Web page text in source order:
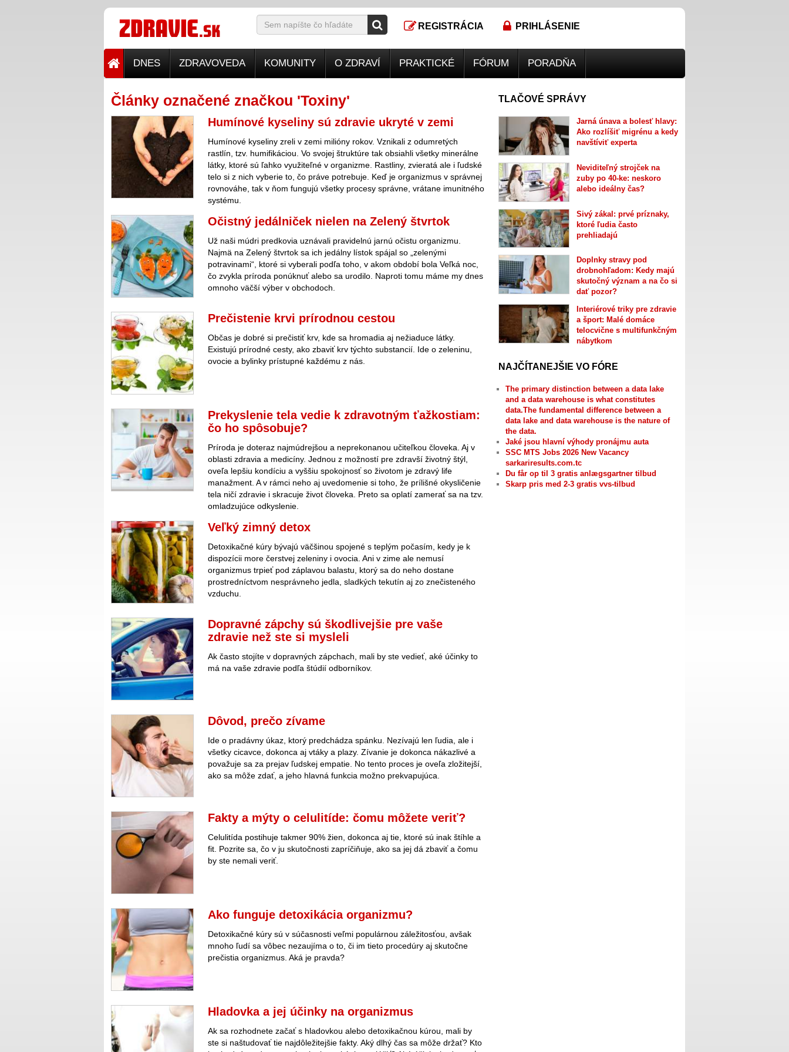
REGISTRÁCIA PRIHLÁSENIE
DNES ZDRAVOVEDA KOMUNITY O ZDRAVÍ PRAKTICKÉ FÓRUM PORADŇA
Články označené značkou 'Toxiny'
Humínové kyseliny sú zdravie ukryté v zemi
Humínové kyseliny zreli v zemi milióny rokov. Vznikali z odumretých
rastlín, tzv. humifikáciou. Vo svojej štruktúre tak obsiahli všetky minerálne
látky, ktoré sú ľahko využiteľné v organizme. Rastliny, zvieratá ale i ľudské
telo si z nich vyberie to, čo práve potrebuje. Keď je organizmus v správnej
rovnováhe, tak v ňom fungujú všetky procesy správne, vrátane imunitného
systému.
Očistný jedálniček nielen na Zelený štvrtok
Už naši múdri predkovia uznávali pravidelnú jarnú očistu organizmu.
Najmä na Zelený štvrtok sa ich jedálny lístok spájal so „zelenými
potravinami“, ktoré si vyberali podľa toho, v akom období bola Veľká noc,
čo zvykla príroda ponúknuť alebo sa urodilo. Naproti tomu máme my dnes
omnoho väčší výber v obchodoch.
Prečistenie krvi prírodnou cestou
Občas je dobré si prečistiť krv, kde sa hromadia aj nežiaduce látky.
Existujú prírodné cesty, ako zbaviť krv týchto substancií. Ide o zeleninu,
ovocie a bylinky prístupné každému z nás.
Prekyslenie tela vedie k zdravotným ťažkostiam:
čo ho spôsobuje?
Príroda je doteraz najmúdrejšou a neprekonanou učiteľkou človeka. Aj v
oblasti zdravia a medicíny. Jednou z možností pre zdravší životný štýl,
oveľa lepšiu kondíciu a vyššiu spokojnosť so životom je zdravý life
manažment. A v rámci neho aj uvedomenie si toho, že prílišné okysličenie
tela ničí zdravie i skracuje život človeka. Preto sa oplatí zamerať sa na tzv.
omladzujúce odkyslenie.
Veľký zimný detox
Detoxikačné kúry bývajú väčšinou spojené s teplým počasím, kedy je k
dispozícii more čerstvej zeleniny i ovocia. Ani v zime ale nemusí
organizmus trpieť pod záplavou balastu, ktorý sa do neho dostane
prostredníctvom nesprávneho jedla, sladkých tekutín aj zo znečisteného
vzduchu.
Dopravné zápchy sú škodlivejšie pre vaše
zdravie než ste si mysleli
Ak často stojíte v dopravných zápchach, mali by ste vedieť, aké účinky to
má na vaše zdravie podľa štúdií odborníkov.
Dôvod, prečo zívame
Ide o pradávny úkaz, ktorý predchádza spánku. Nezívajú len ľudia, ale i
všetky cicavce, dokonca aj vtáky a plazy. Zívanie je dokonca nákazlivé a
považuje sa za prejav ľudskej empatie. No tento proces je oveľa zložitejší,
ako sa môže zdať, a jeho hlavná funkcia možno prekvapujúca.
Fakty a mýty o celulitíde: čomu môžete veriť?
Celulitída postihuje takmer 90% žien, dokonca aj tie, ktoré sú inak štíhle a
fit. Pozrite sa, čo v ju skutočnosti zapríčiňuje, ako sa jej dá zbaviť a čomu
by ste nemali veriť.
Ako funguje detoxikácia organizmu?
Detoxikačné kúry sú v súčasnosti veľmi populárnou záležitosťou, avšak
mnoho ľudí sa vôbec nezaujíma o to, či im tieto procedúry aj skutočne
prečistia organizmus. Aká je pravda?
Hladovka a jej účinky na organizmus
Ak sa rozhodnete začať s hladovkou alebo detoxikačnou kúrou, mali by
ste si naštudovať tie najdôležitejšie fakty. Aký dlhý čas sa môže držať? Kto
TLAČOVÉ SPRÁVY
Jarná únava a bolesť hlavy:
Ako rozlíšiť migrénu a kedy
navštíviť experta
Neviditeľný strojček na
zuby po 40-ke: neskoro
alebo ideálny čas?
Sivý zákal: prvé príznaky,
ktoré ľudia často
prehliadajú
Doplnky stravy pod
drobnohľadom: Kedy majú
skutočný význam a na čo si
dať pozor?
Interiérové triky pre zdravie
a šport: Malé domáce
telocvične s multifunkčným
nábytkom
NAJČÍTANEJŠIE VO FÓRE
The primary distinction between a data lake
and a data warehouse is what constitutes
data.The fundamental difference between a
data lake and data warehouse is the nature of
the data.
Jaké jsou hlavní výhody pronájmu auta
SSC MTS Jobs 2026 New Vacancy
sarkariresults.com.tc
Du får op til 3 gratis anlægsgartner tilbud
Skarp pris med 2-3 gratis vvs-tilbud